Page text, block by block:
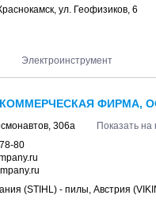
, ул. Геофизиков, 6
Электроинструмент
ФИРМА,
306а
Показать на
80
(STIHL) - пилы, Австрия